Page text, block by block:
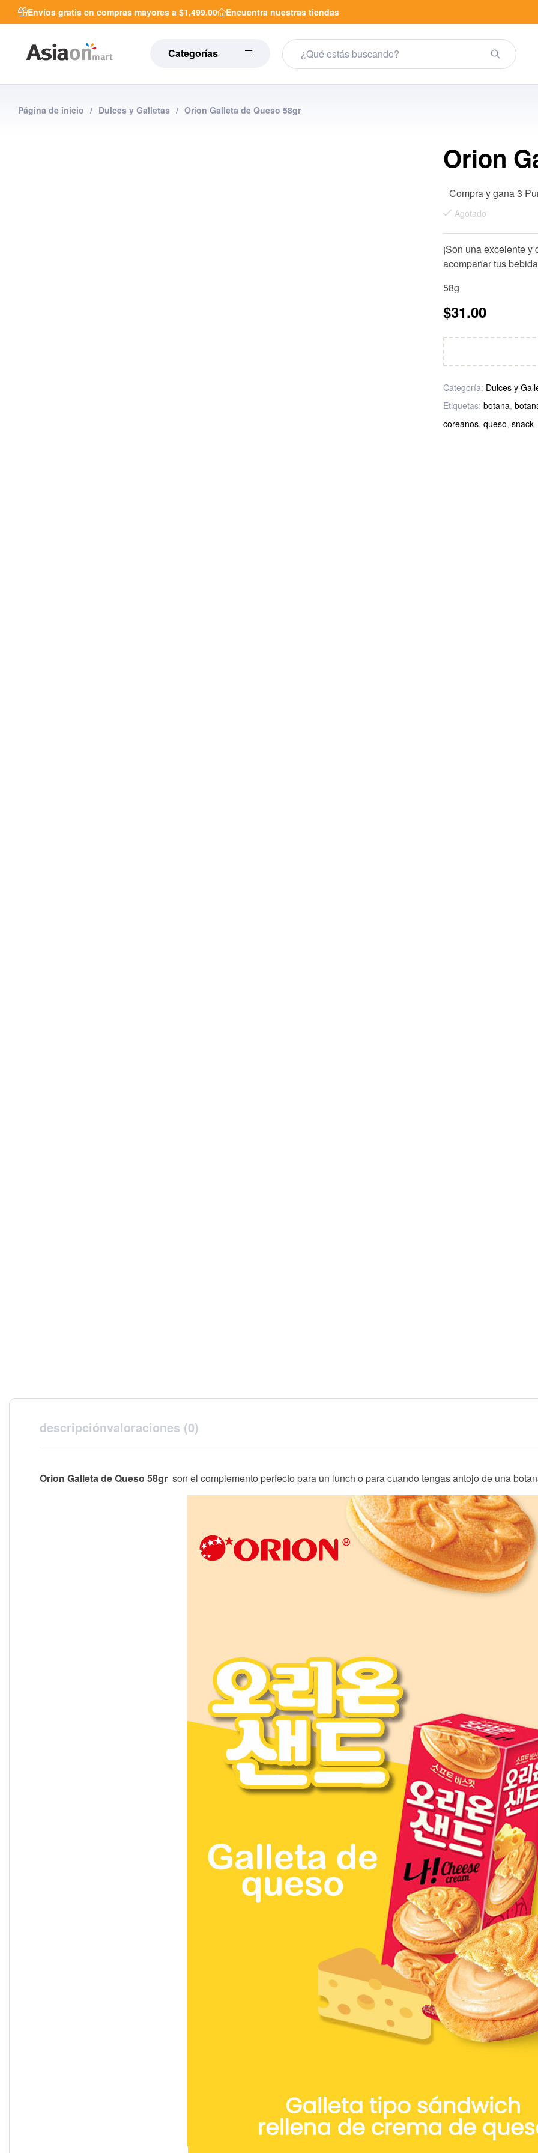
Envíos gratis en compras mayores a $1,499.00 Encuentra nuestras tiendas
Categorías
Página de inicio / Dulces y Galletas / Orion Galleta de Queso 58gr
Orion
Compra y gana 3
Agotado
¡Son una excelente
acompañar tus
58g
$31.00
Categoría: Dulces y
Etiquetas: botana,
coreanos, queso, snack
descripciónvaloraciones (0)
Orion Galleta de Queso 58gr son el complemento perfecto para un lunch o para cuando tengas antojo de una